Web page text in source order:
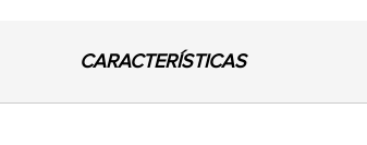
CARACTERÍSTICAS